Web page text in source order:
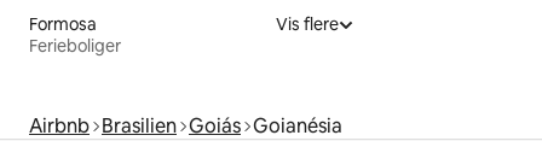
Formosa
Ferieboliger
Vis flere
Airbnb Brasilien Goiás Goianésia